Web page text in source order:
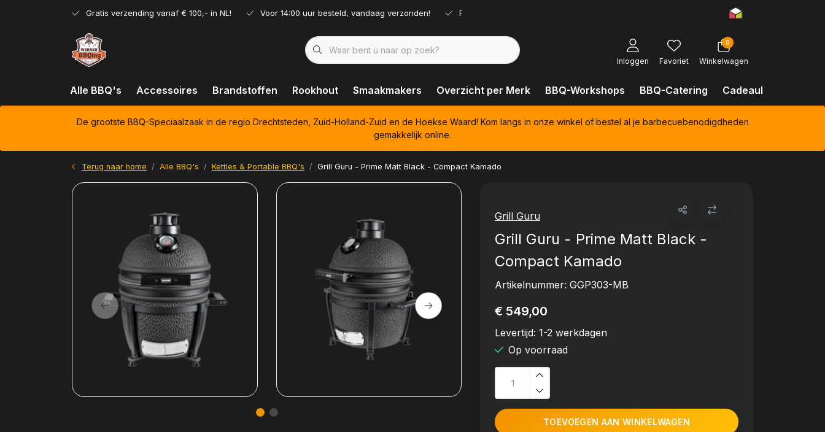
Gratis verzending vanaf € 100,- in NL! Voor 14:00 uur besteld, vandaag verzonden! Ruim assortiment!
Inloggen Favoriet
0
Winkelwagen
Alle BBQ's Accessoires Brandstoffen Rookhout Smaakmakers Overzicht per Merk BBQ-Workshops BBQ-Catering Cadeaubonnen
De grootste BBQ-Speciaalzaak in de regio Drechtsteden, Zuid-Holland-Zuid en de Hoekse Waard! Kom langs in onze winkel of bestel al je barbecuebenodigdheden
gemakkelijk online.
Terug naar home Alle BBQ's Kettles & Portable BBQ's Grill Guru - Prime Matt Black - Compact Kamado
Grill Guru
Grill Guru - Prime Matt Black -
Compact Kamado
Artikelnummer: GGP303-MB
€ 549,00
Levertijd: 1-2 werkdagen
Op voorraad
TOEVOEGEN AAN WINKELWAGEN